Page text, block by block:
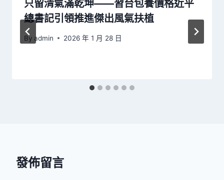
只留清氣滿乾坤——習台包養價格近平
總書記引領推進傑出風氣扶植
By admin 2026 年 1 月 28 日
發佈留言